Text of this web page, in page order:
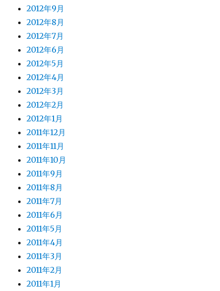
2012年9月
2012年8月
2012年7月
2012年6月
2012年5月
2012年4月
2012年3月
2012年2月
2012年1月
2011年12月
2011年11月
2011年10月
2011年9月
2011年8月
2011年7月
2011年6月
2011年5月
2011年4月
2011年3月
2011年2月
2011年1月